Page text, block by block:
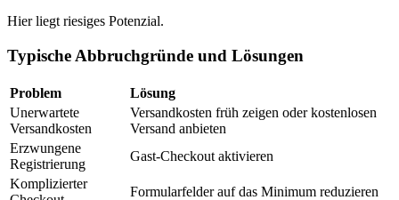
Hier liegt riesiges Potenzial.
Typische Abbruchgründe und Lösungen
Problem
Lösung
Unerwartete
Versandkosten
Versandkosten früh zeigen oder kostenlosen
Versand anbieten
Erzwungene
Registrierung
Gast-Checkout aktivieren
Komplizierter
Formularfelder auf das Minimum reduzieren